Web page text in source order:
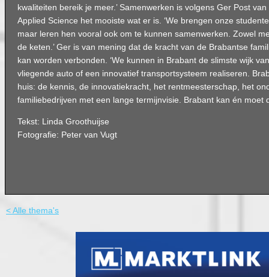
kwaliteiten bereik je meer.’ Samenwerken is volgens Ger Post
Applied Science het mooiste wat er is. ‘We brengen onze
maar leren hen vooral ook om te kunnen samenwerken. Zowel
de keten.’ Ger is van mening dat de kracht van de Brabantse
kan worden verbonden. ‘We kunnen in Brabant de slimste wijk
vliegende auto of een innovatief transportsysteem realiseren.
huis: de kennis, de innovatiekracht, het rentmeesterschap, het
familiebedrijven met een lange termijnvisie. Brabant kan én moet
Tekst: Linda Groothuijse
Fotografie: Peter van Vugt
< Alle thema's